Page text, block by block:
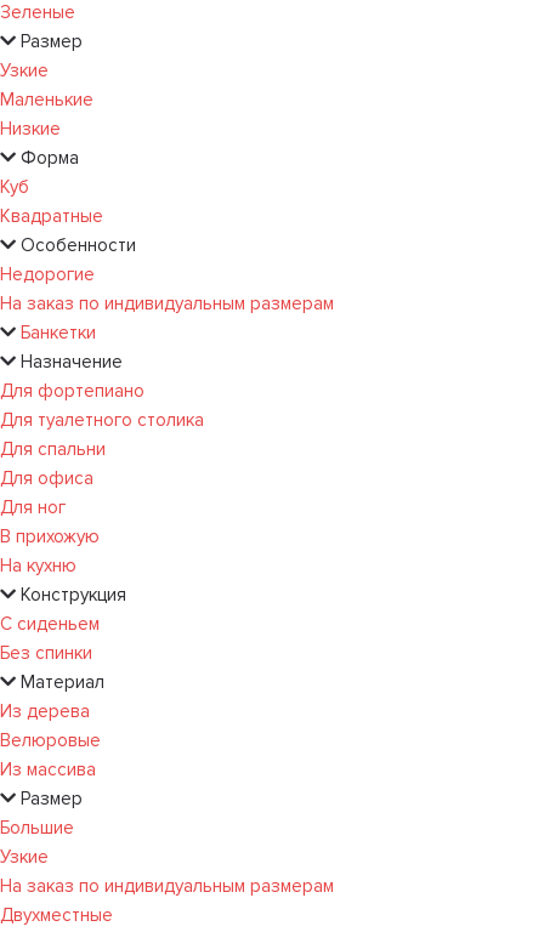
Зеленые
Размер
Узкие
Маленькие
Низкие
Форма
Куб
Квадратные
Особенности
Недорогие
На заказ по индивидуальным размерам
Банкетки
Назначение
Для фортепиано
Для туалетного столика
Для спальни
Для офиса
Для ног
В прихожую
На кухню
Конструкция
С сиденьем
Без спинки
Материал
Из дерева
Велюровые
Из массива
Размер
Большие
Узкие
На заказ по индивидуальным размерам
Двухместные